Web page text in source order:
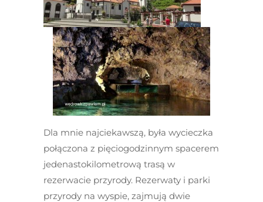
Dla mnie najciekawszą, była wycieczka
połączona z pięciogodzinnym spacerem
jedenastokilometrową trasą w
rezerwacie przyrody. Rezerwaty i parki
przyrody na wyspie, zajmują dwie